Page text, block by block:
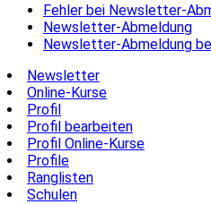
Fehler bei Newsletter-
Newsletter-Abmeldung
Newsletter-Abmeldung
Newsletter
Online-Kurse
Profil
Profil bearbeiten
Profil Online-Kurse
Profile
Ranglisten
Schulen